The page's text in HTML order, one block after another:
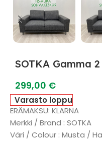
SOTKA Gamma
299,00 €
Varasto loppu
ERÄMAKSU: KLARNA
Merkki / Brand : SOTKA
Väri / Colour : Musta /